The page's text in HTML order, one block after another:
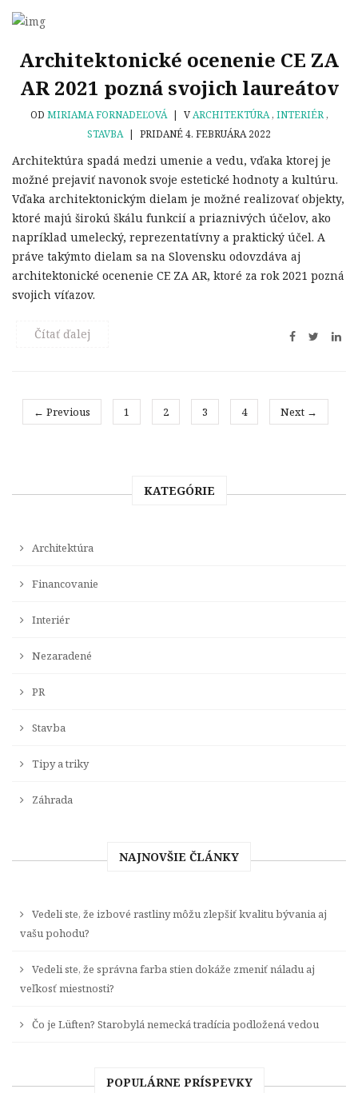
Architektonické ocenenie CE ZA
AR 2021 pozná svojich laureátov
OD MIRIAMA FORNADEĽOVÁ | VARCHITEKTÚRA, INTERIÉR,
STAVBA | PRIDANÉ 4. FEBRUÁRA 2022
Architektúra spadá medzi umenie a vedu, vďaka ktorej je
možné prejaviť navonok svoje estetické hodnoty a kultúru.
Vďaka architektonickým dielam je možné realizovať objekty,
ktoré majú širokú škálu funkcií a priaznivých účelov, ako
napríklad umelecký, reprezentatívny a praktický účel. A
práve takýmto dielam sa na Slovensku odovzdáva aj
architektonické ocenenie CE ZA AR, ktoré za rok 2021 pozná
svojich víťazov.
Čítať ďalej
← Previous 1 2 3 4 Next →
KATEGÓRIE
Architektúra
Financovanie
Interiér
Nezaradené
PR
Stavba
Tipy a triky
Záhrada
NAJNOVŠIE ČLÁNKY
Vedeli ste, že izbové rastliny môžu zlepšiť kvalitu bývania aj
vašu pohodu?
Vedeli ste, že správna farba stien dokáže zmeniť náladu aj
veľkosť miestnosti?
Čo je Lüften? Starobylá nemecká tradícia podložená vedou
POPULÁRNE PRÍSPEVKY